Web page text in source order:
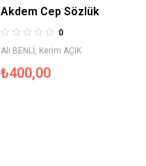
Akdem Cep Sözlük
0
Ali BENLİ, Kerim AÇIK
₺400,00